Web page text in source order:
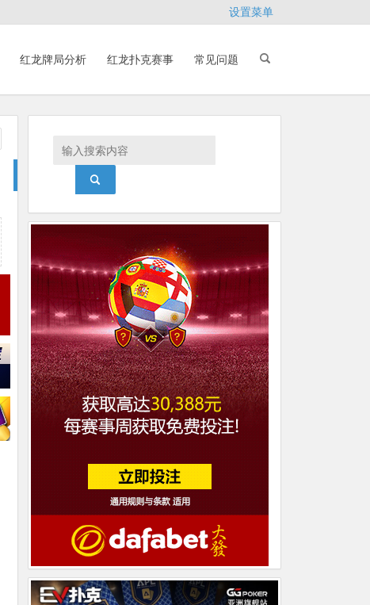
设置菜单
红龙牌局分析 红龙扑克赛事 常见问题